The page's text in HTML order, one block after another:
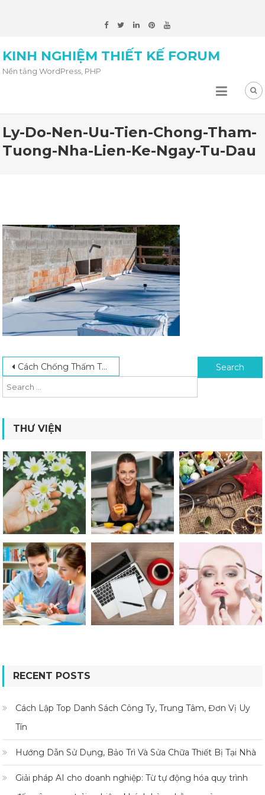
KINH NGHIỆM THIẾT KẾ FORUM
Nền tảng WordPress, PHP
Ly-Do-Nen-Uu-Tien-Chong-Tham-
Tuong-Nha-Lien-Ke-Ngay-Tu-Dau
Post navigation
Cách Chống Thấm Tường Nhà Liền Kề Hiệu Quả Từ Chuyên Gia Search for:
THƯ VIỆN
RECENT POSTS
Cách Lập Top Danh Sách Công Ty, Trung Tâm, Đơn Vị Uy
Tín
Hướng Dẫn Sử Dụng, Bảo Trì Và Sửa Chữa Thiết Bị Tại Nhà
Giải pháp AI cho doanh nghiệp: Từ tự động hóa quy trình